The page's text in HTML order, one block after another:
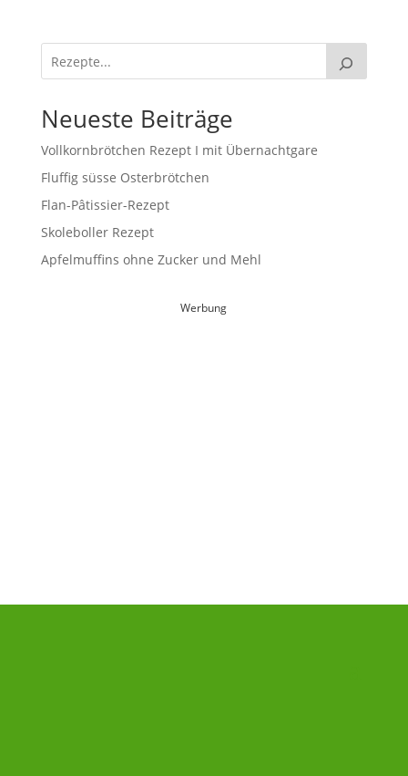
Neueste Beiträge
Vollkornbrötchen Rezept I mit Übernachtgare
Fluffig süsse Osterbrötchen
Flan-Pâtissier-Rezept
Skoleboller Rezept
Apfelmuffins ohne Zucker und Mehl
Werbung